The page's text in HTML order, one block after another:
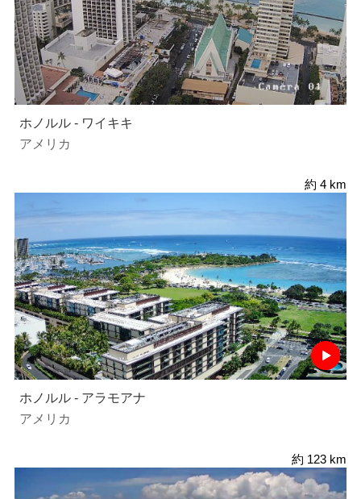
ホノルル - ワイキキ
アメリカ
約 4 km
ホノルル - アラモアナ
アメリカ
約 123 km